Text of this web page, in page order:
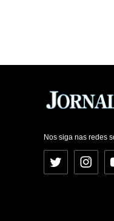
Nos siga nas redes
Twitter